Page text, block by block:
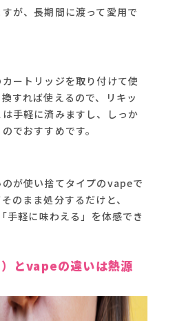
が、長期間に渡って愛用で
ートリッジを取り付けて使
すれば使えるので、リキッ
手軽に済みますし、しっか
でおすすめです。
が使い捨てタイプのvapeで
のまま処分するだけと、
軽に味わえる」を体感でき
とvapeの違いは熱源